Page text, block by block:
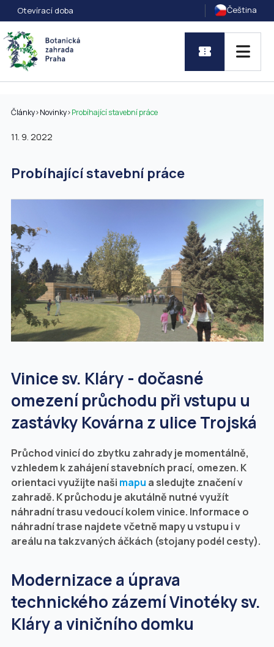
Otevírací doba Čeština
Články>Novinky>Probíhající stavební práce
11. 9. 2022
Probíhající stavební práce
Vinice sv. Kláry - dočasné
omezení průchodu při vstupu u
zastávky Kovárna z ulice Trojská
Průchod vinicí do zbytku zahrady je momentálně,
vzhledem k zahájení stavebních prací, omezen. K
orientaci využijte naši mapu a sledujte značení v
zahradě. K průchodu je akutálně nutné využít
náhradní trasu vedoucí kolem vinice. Informace o
náhradní trase najdete včetně mapy u vstupu i v
areálu na takzvaných áčkách (stojany podél cesty).
Modernizace a úprava
technického zázemí Vinotéky sv.
Kláry a viničního domku